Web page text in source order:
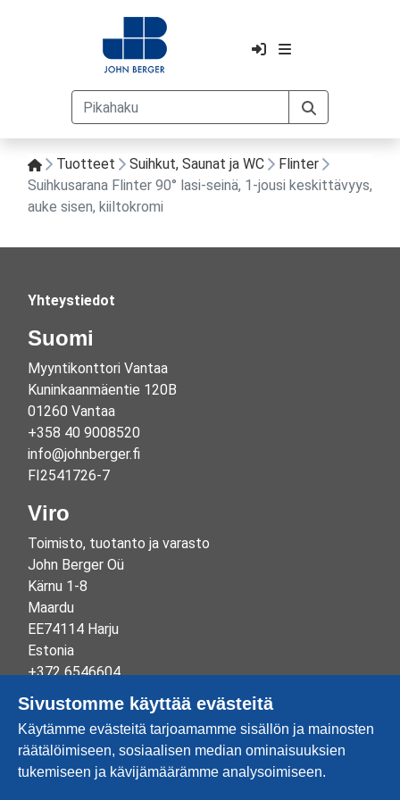
Tuotteet Suihkut, Saunat ja WC
Flinter
Suihkusarana Flinter 90° lasi-seinä, 1-jousi keskittävyys,
auke sisen, kiiltokromi
Yhteystiedot
Suomi
Myyntikonttori Vantaa
Kuninkaanmäentie 120B
01260 Vantaa
+358 40 9008520
info@johnberger.fi
FI2541726-7
Viro
Toimisto, tuotanto ja varasto
John Berger Oü
Kärnu 1-8
Maardu
EE74114 Harju
Estonia
+372 6546604
info@johnberger.ee
Reg.nr 10265834
EE100332513
Sivustomme käyttää evästeitä
Käytämme evästeitä tarjoamamme sisällön ja mainosten
räätälöimiseen, sosiaalisen median ominaisuuksien
tukemiseen ja kävijämäärämme analysoimiseen.